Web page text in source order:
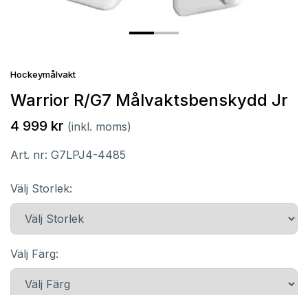
Hockeymålvakt
Warrior R/G7 Målvaktsbenskydd Jr
4 999 kr (inkl. moms)
Art. nr: G7LPJ4-4485
Välj Storlek:
Välj Färg: